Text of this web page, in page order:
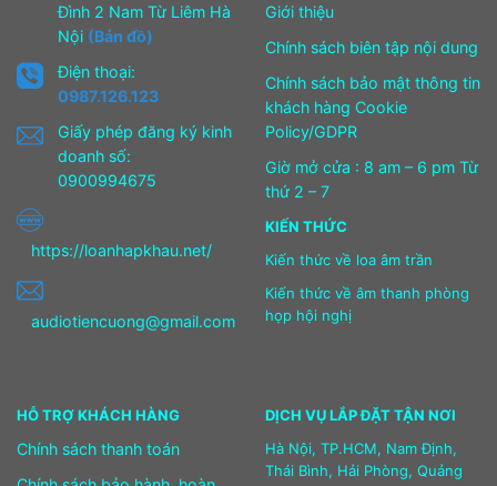
Đình 2 Nam Từ Liêm Hà
Nội (Bản đồ)
Điện thoại:
0987.126.123
Giấy phép đăng ký kinh
doanh số:
0900994675
https://loanhapkhau.net/
audiotiencuong@gmail.com
Giới thiệu
Chính sách biên tập nội dung
Chính sách bảo mật thông tin
khách hàng Cookie
Policy/GDPR
Giờ mở cửa : 8 am – 6 pm Từ
thứ 2 – 7
KIẾN THỨC
Kiến thức về loa âm trần
Kiến thức về âm thanh phòng
họp hội nghị
HỖ TRỢ KHÁCH HÀNG
Chính sách thanh toán
DỊCH VỤ LẮP ĐẶT TẬN NƠI
Hà Nội, TP.HCM, Nam Định,
Thái Bình, Hải Phòng, Quảng